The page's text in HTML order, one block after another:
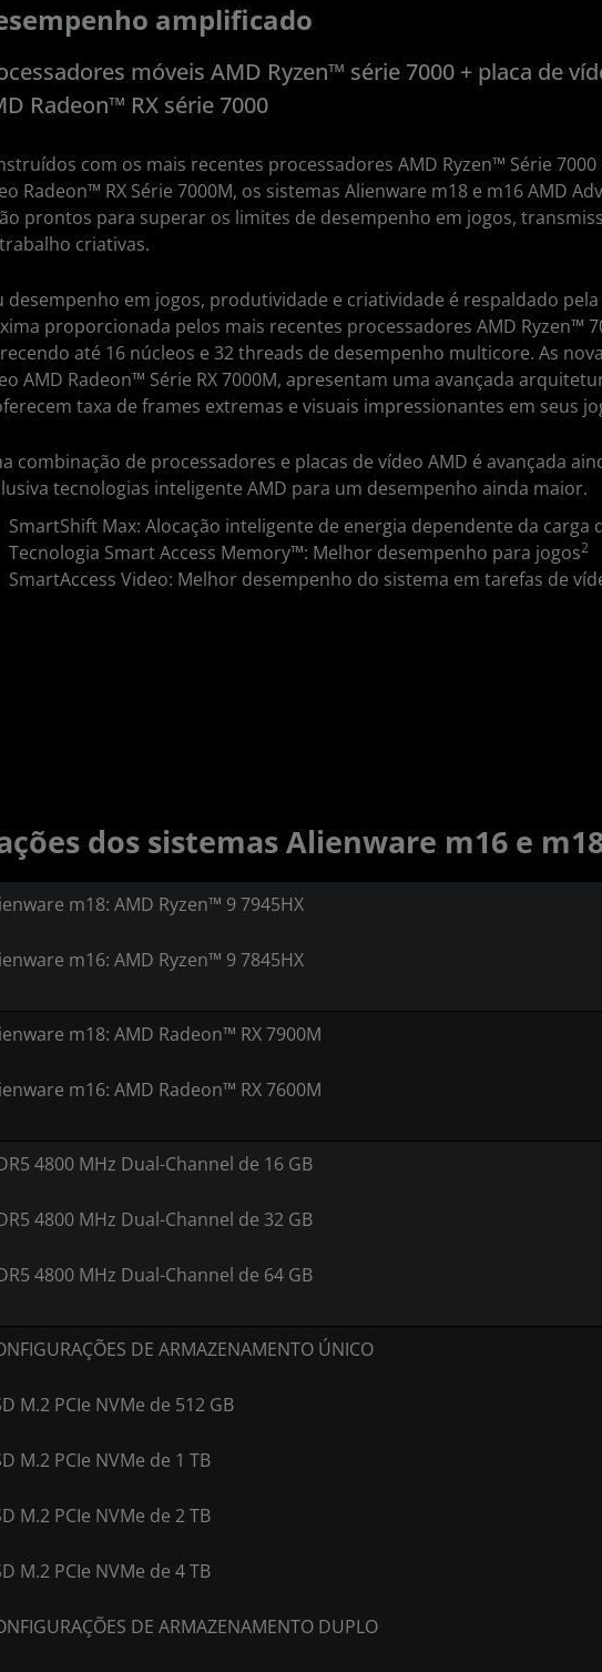
amplificado
móveis AMD Ryzen™ série 7000 + placa de
Radeon™ RX série 7000
com os mais recentes processadores AMD Ryzen™ Série 7000
Radeon™ RX Série 7000M, os sistemas Alienware m18 e m16 AMD
prontos para superar os limites de desempenho em jogos,
criativas.
desempenho em jogos, produtividade e criatividade é respaldado
proporcionada pelos mais recentes processadores AMD Ryzen™
até 16 núcleos e 32 threads de desempenho multicore. As
AMD Radeon™ Série RX 7000M, apresentam uma avançada
taxa de frames extremas e visuais impressionantes em seus
combinação de processadores e placas de vídeo AMD é avançada
tecnologias inteligente AMD para um desempenho ainda maior.
SmartShift Max: Alocação inteligente de energia dependente da carga
Tecnologia Smart Access Memory™: Melhor desempenho para jogos2
SmartAccess Video: Melhor desempenho do sistema em tarefas de
dos sistemas Alienware m16 e
m18: AMD Ryzen™ 9 7945HX
m16: AMD Ryzen™ 9 7845HX
m18: AMD Radeon™ RX 7900M
m16: AMD Radeon™ RX 7600M
4800 MHz Dual-Channel de 16 GB
4800 MHz Dual-Channel de 32 GB
4800 MHz Dual-Channel de 64 GB
DE ARMAZENAMENTO ÚNICO
M.2 PCIe NVMe de 512 GB
M.2 PCIe NVMe de 1 TB
M.2 PCIe NVMe de 2 TB
M.2 PCIe NVMe de 4 TB
DE ARMAZENAMENTO DUPLO